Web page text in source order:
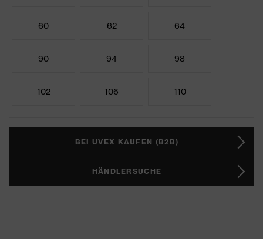
60 62 64
90 94 98
102 106 110
BEI UVEX KAUFEN (B2B)
HÄNDLERSUCHE